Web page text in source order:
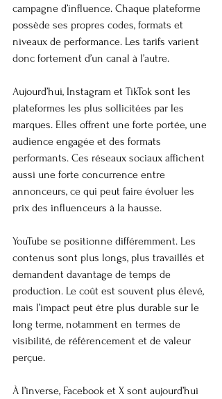
campagne d’influence. Chaque plateforme
possède ses propres codes, formats et
niveaux de performance. Les tarifs varient
donc fortement d’un canal à l’autre.
Aujourd’hui, Instagram et TikTok sont les
plateformes les plus sollicitées par les
marques. Elles offrent une forte portée, une
audience engagée et des formats
performants. Ces réseaux sociaux affichent
aussi une forte concurrence entre
annonceurs, ce qui peut faire évoluer les
prix des influenceurs à la hausse.
YouTube se positionne différemment. Les
contenus sont plus longs, plus travaillés et
demandent davantage de temps de
production. Le coût est souvent plus élevé,
mais l’impact peut être plus durable sur le
long terme, notamment en termes de
visibilité, de référencement et de valeur
perçue.
À l’inverse, Facebook et X sont aujourd’hui